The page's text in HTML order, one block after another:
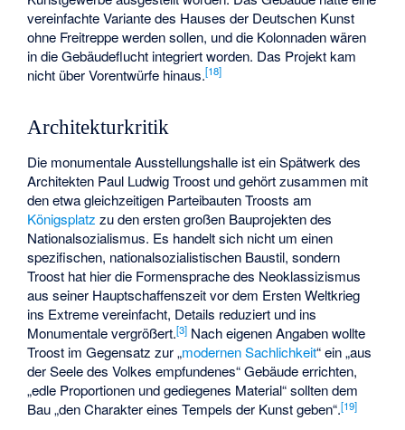
vereinfachte Variante des Hauses der Deutschen Kunst
ohne Freitreppe werden sollen, und die Kolonnaden wären
in die Gebäudeflucht integriert worden. Das Projekt kam
nicht über Vorentwürfe hinaus.[18]
Architekturkritik
Die monumentale Ausstellungshalle ist ein Spätwerk des
Architekten Paul Ludwig Troost und gehört zusammen mit
den etwa gleichzeitigen Parteibauten Troosts am
Königsplatz zu den ersten großen Bauprojekten des
Nationalsozialismus. Es handelt sich nicht um einen
spezifischen, nationalsozialistischen Baustil, sondern
Troost hat hier die Formensprache des Neoklassizismus
aus seiner Hauptschaffenszeit vor dem Ersten Weltkrieg
ins Extreme vereinfacht, Details reduziert und ins
Monumentale vergrößert.[3] Nach eigenen Angaben wollte
Troost im Gegensatz zur „modernen Sachlichkeit“ ein „aus
der Seele des Volkes empfundenes“ Gebäude errichten,
„edle Proportionen und gediegenes Material“ sollten dem
Bau „den Charakter eines Tempels der Kunst geben“.[19]